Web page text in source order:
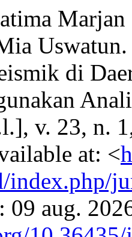
di
v. 23, n.
at: <
index.php/
09 aug.